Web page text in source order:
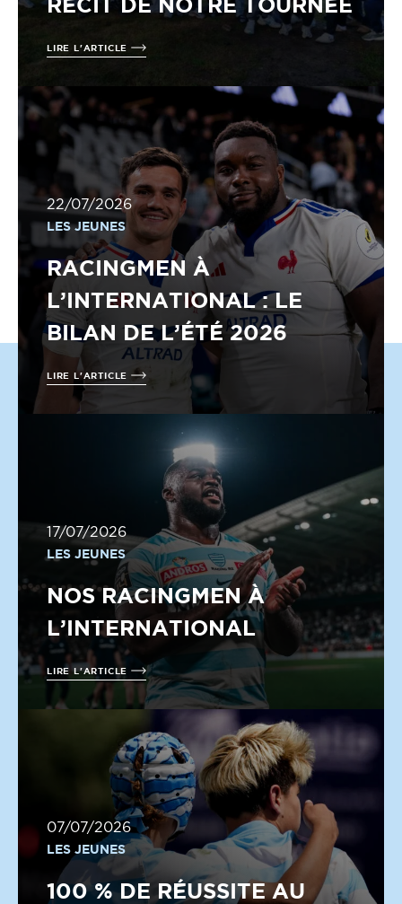
LIRE L'ARTICLE
22/07/2026
LES JEUNES
RACINGMEN À
L’INTERNATIONAL : LE
BILAN DE L’ÉTÉ 2026
LIRE L'ARTICLE
17/07/2026
LES JEUNES
NOS RACINGMEN À
L’INTERNATIONAL
LIRE L'ARTICLE
07/07/2026
LES JEUNES
100 % DE RÉUSSITE AU